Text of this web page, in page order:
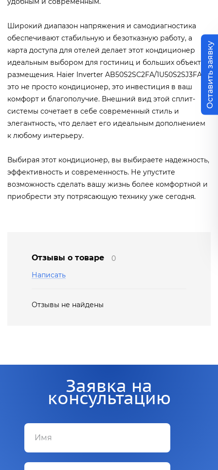
Широкий диапазон напряжения и самодиагностика
обеспечивают стабильную и безотказную работу, а
карта доступа для отелей делает этот кондиционер
идеальным выбором для гостиниц и больших объектов
размещения. Haier Inverter AB50S2SC2FA/1U50S2SJ3FA -
это не просто кондиционер, это инвестиция в ваш
комфорт и благополучие. Внешний вид этой сплит-
системы сочетает в себе современный стиль и
элегантность, что делает его идеальным дополнением
к любому интерьеру.
Выбирая этот кондиционер, вы выбираете надежность,
эффективность и современность. Не упустите
возможность сделать вашу жизнь более комфортной и
приобрести эту потрясающую технику уже сегодня.
Отзывы о товаре
0
Написать
Отзывы не найдены
Заявка на
консультацию
Оставить заявку